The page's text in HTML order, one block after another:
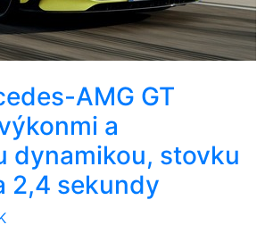
AMG GT
a
dynamikou, stovku
2,4 sekundy